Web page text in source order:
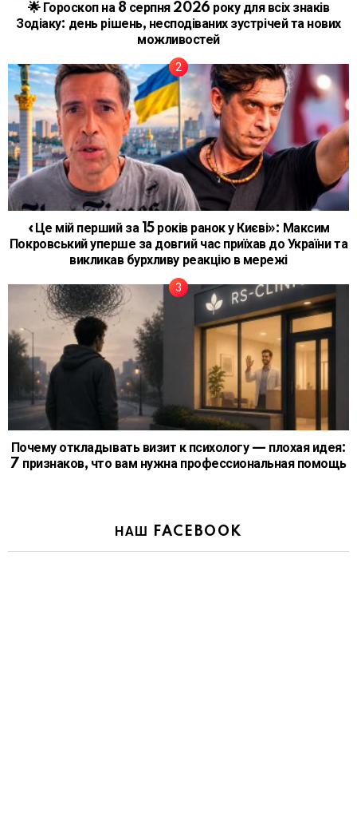
🌟 Гороскоп на 8 серпня 2026 року для всіх знаків
Зодіаку: день рішень, несподіваних зустрічей та нових
можливостей
«Це мій перший за 15 років ранок у Києві»: Максим
Покровський уперше за довгий час приїхав до України та
викликав бурхливу реакцію в мережі
Почему откладывать визит к психологу — плохая идея:
7 признаков, что вам нужна профессиональная помощь
НАШ FACEBOOK